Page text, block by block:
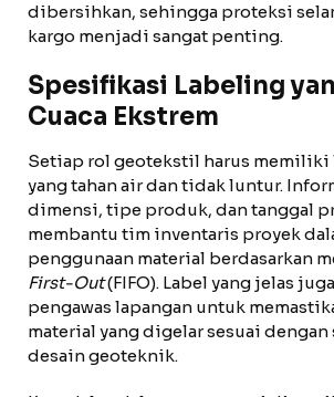
dibersihkan, sehingga proteksi
kargo menjadi sangat penting.
Spesifikasi Labeling
Cuaca Ekstrem
Setiap rol geotekstil harus
yang tahan air dan tidak luntur.
dimensi, tipe produk, dan tanggal
membantu tim inventaris proyek
penggunaan material berdasarkan
First-Out(FIFO). Label yang jelas
pengawas lapangan untuk
material yang digelar sesuai
desain geoteknik.